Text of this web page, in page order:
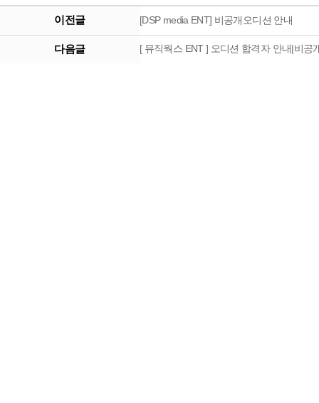
이전글 [DSP media ENT] 비공개오디션 안내
다음글 [ 뮤직웍스 ENT ] 오디션 합격자 안내|비공